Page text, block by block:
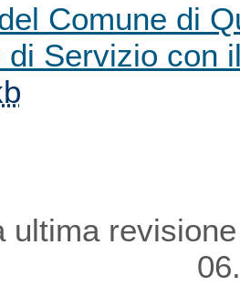
Comune di
di Servizio con
ultima